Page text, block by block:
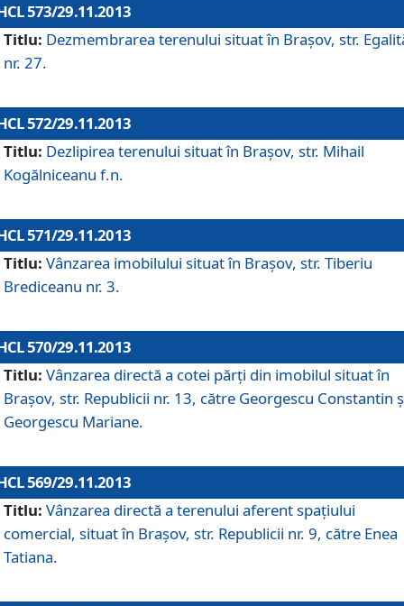
573/29.11.2013
Titlu: Dezmembrarea terenului situat în Braşov, str.
nr. 27.
572/29.11.2013
Titlu: Dezlipirea terenului situat în Braşov, str. Mihail
Kogălniceanu f.n.
571/29.11.2013
Titlu: Vânzarea imobilului situat în Braşov, str. Tiberiu
Brediceanu nr. 3.
570/29.11.2013
Titlu: Vânzarea directă a cotei părţi din imobilul situat în
Braşov, str. Republicii nr. 13, către Georgescu Constantin
Georgescu Mariane.
569/29.11.2013
Titlu: Vânzarea directă a terenului aferent spaţiului
comercial, situat în Braşov, str. Republicii nr. 9, către Enea
Tatiana.